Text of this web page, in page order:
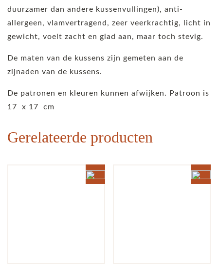
duurzamer dan andere kussenvullingen), anti-
allergeen, vlamvertragend, zeer veerkrachtig, licht in
gewicht, voelt zacht en glad aan, maar toch stevig.
De maten van de kussens zijn gemeten aan de
zijnaden van de kussens.
De patronen en kleuren kunnen afwijken. Patroon is
17 x 17 cm
Gerelateerde producten